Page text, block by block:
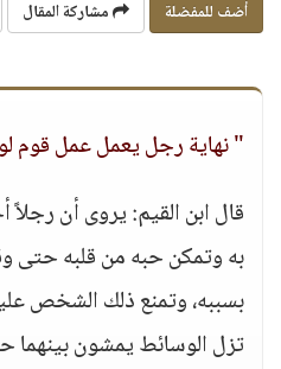
أضف للمفضلة مشاركة المقال
" نهاية رجل يعمل عمل قوم
قال ابن القيم: يروى أن
به وتمكن حبه من قلبه حتى
بسببه، وتمنع ذلك الشخص
تزل الوسائط يمشون بينهما